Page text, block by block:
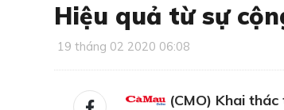
Hiệu quả từ sự
19 tháng 02 2020 06:08
(CMO) Khai